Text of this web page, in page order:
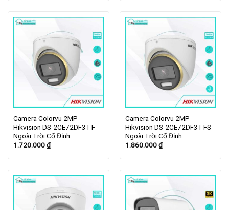
Camera Colorvu 2MP
Hikvision DS-2CE72DF3T-F
Ngoài Trời Cố Định
1.720.000₫
Camera Colorvu 2MP
Hikvision DS-2CE72DF3T-FS
Ngoài Trời Cố Định
1.860.000₫